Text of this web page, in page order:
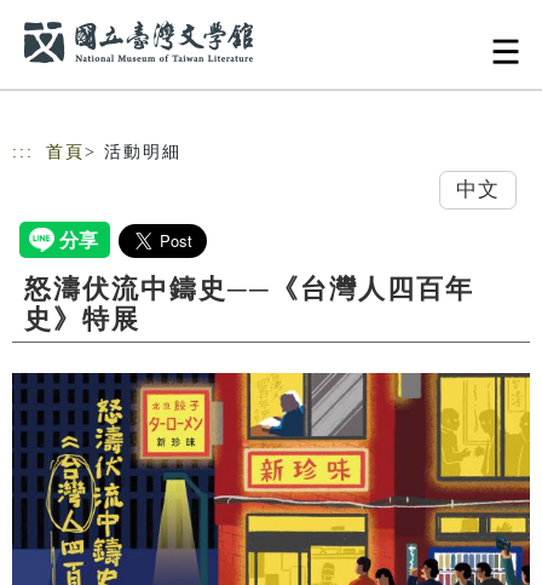
::: 首頁 > 活動明細
中文
怒濤伏流中鑄史──《台灣人四百年
史》特展